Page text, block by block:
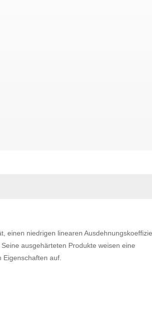
einen niedrigen linearen
ausgehärteten Produkte weisen eine
auf.